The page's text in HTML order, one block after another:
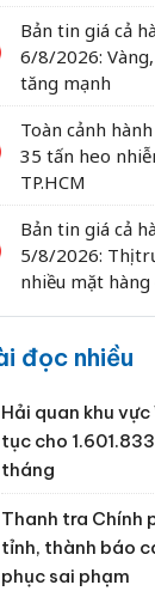
Bản tin giá cả
6/8/2026:
tăng mạnh
Toàn cảnh
35 tấn heo
TP.HCM
Bản tin giá cả
5/8/2026: Thị
nhiều mặt hàng
đọc nhiều
Hải quan khu
tục cho
tháng
Thanh tra Chính
tỉnh, thành báo
phục sai phạm